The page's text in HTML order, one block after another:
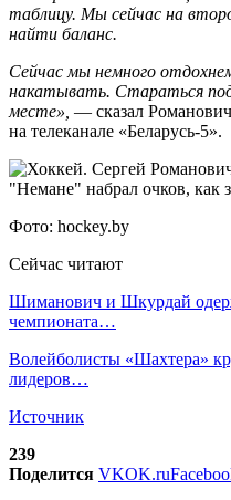
таблицу. Мы сейчас на
найти баланс.
Сейчас мы немного
накатывать. Стараться
месте», — сказал
на телеканале «Беларусь-5».
Фото: hockey.by
Сейчас читают
Шиманович и Шкурдай
чемпионата…
Волейболисты «Шахтера»
лидеров…
Источник
239
Поделится VKOK.ru